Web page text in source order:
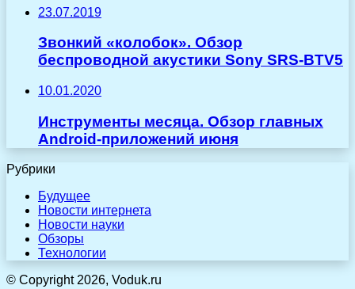
23.07.2019
Звонкий «колобок». Обзор
беспроводной акустики Sony SRS-BTV5
10.01.2020
Инструменты месяца. Обзор главных
Android-приложений июня
Рубрики
Будущее
Новости интернета
Новости науки
Обзоры
Технологии
© Copyright 2026, Voduk.ru